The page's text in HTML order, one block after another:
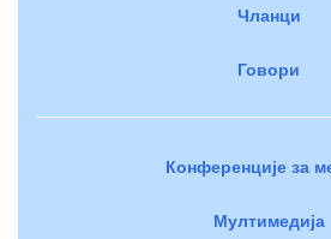
Чланци
Говори
Конференције за
Мултимедија